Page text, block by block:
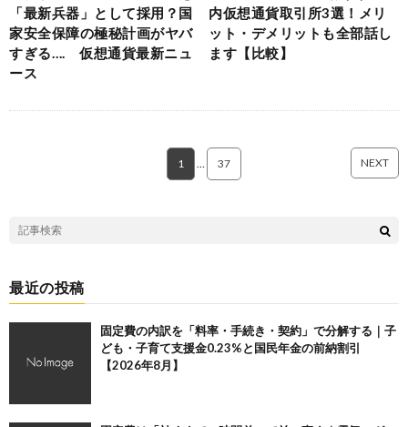
「最新兵器」として採用？国
家安全保障の極秘計画がヤバ
すぎる…. 仮想通貨最新ニュ
ース
内仮想通貨取引所3選！メリ
ット・デメリットも全部話し
ます【比較】
1 37 NEXT
最近の投稿
固定費の内訳を「料率・手続き・契約」で分解する｜子
ども・子育て支援金0.23%と国民年金の前納割引
【2026年8月】